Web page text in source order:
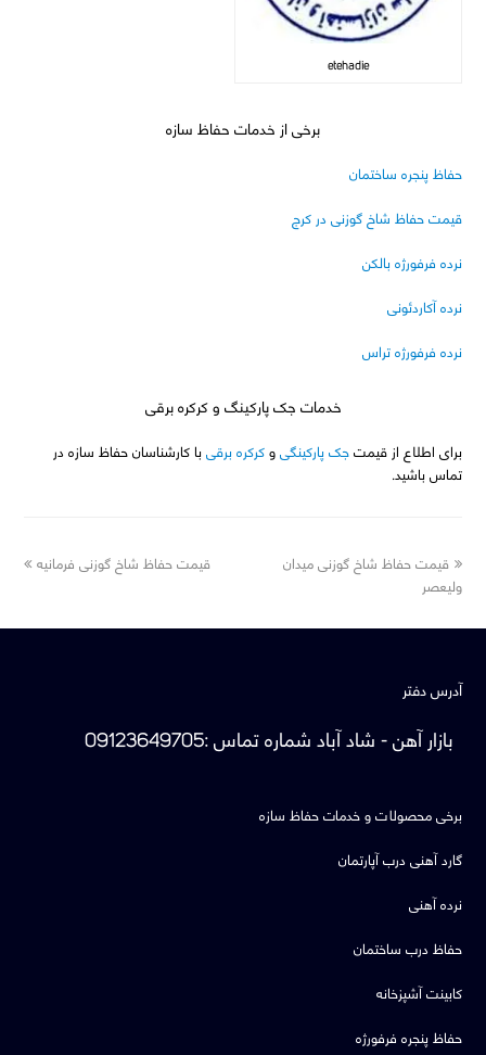
etehadie
برخی از خدمات حفاظ سازه
حفاظ پنجره ساختمان
قیمت حفاظ شاخ گوزنی در کرج
نرده فرفورژه بالکن
نرده آکاردئونی
نرده فرفورژه تراس
خدمات جک پارکینگ و کرکره برقی
برای اطلاع از قیمتجک پارکینگیوکرکره برقی با کارشناسان حفاظ سازه در
تماس باشید.
previous
post:
قیمت حفاظ شاخ گوزنی میدان
ولیعصر
next
قیمت حفاظ شاخ گوزنی فرمانیه
آدرس دفتر
بازار آهن - شاد آبادشماره تماس:
09123649705
برخی محصولات و خدمات حفاظ سازه
گارد آهنی درب آپارتمان
نرده آهنی
حفاظ درب ساختمان
کابینت آشپزخانه
حفاظ پنجره فرفورژه